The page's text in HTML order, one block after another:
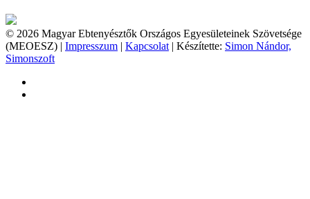
© 2026 Magyar Ebtenyésztők Országos Egyesületeinek Szövetsége
(MEOESZ) | Impresszum | Kapcsolat | Készítette: Simon Nándor,
Simonszoft